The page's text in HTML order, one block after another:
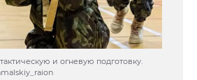
и огневую подготовку.